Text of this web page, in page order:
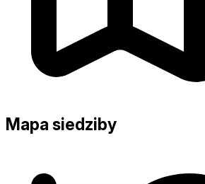
Mapa siedziby